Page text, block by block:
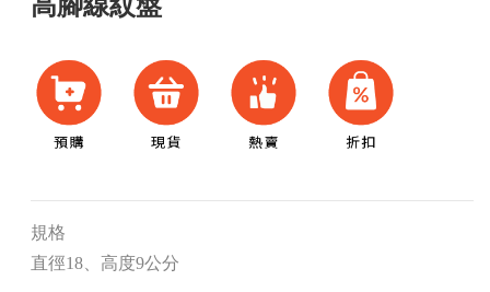
高腳線紋盤
規格
直徑18、高度9公分